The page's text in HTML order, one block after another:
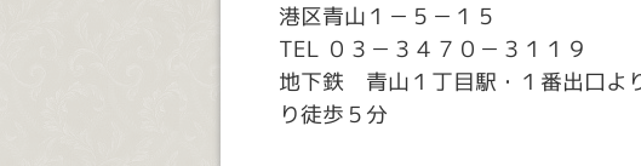
港区青山１－５－１５
TEL ０３－３４７０－３１１９
地下鉄 青山１丁目駅・１番出口よ
り徒歩５分